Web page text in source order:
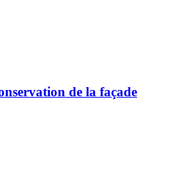
de la façade